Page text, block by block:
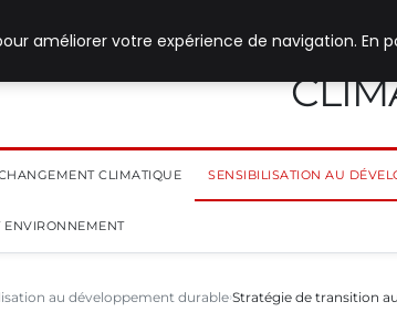
CLIMATIQUE SENSIBILISATION AU
ENVIRONNEMENT
au développement durable Stratégie de transition
améliorer votre expérience de navigation.